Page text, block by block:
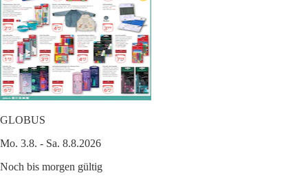
GLOBUS
Mo. 3.8. - Sa. 8.8.2026
Noch bis morgen gültig